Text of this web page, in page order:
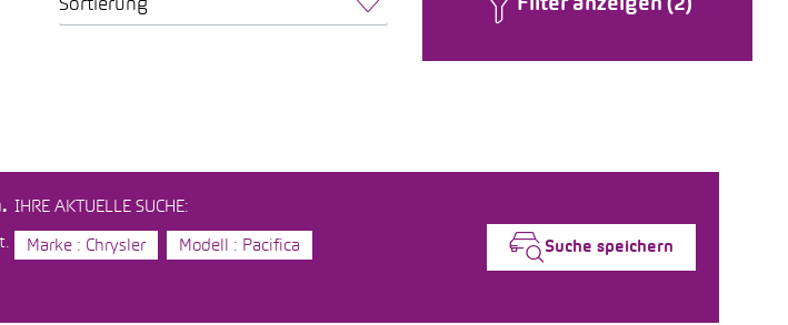
Sortierung Filter anzeigen (2)
IHRE AKTUELLE SUCHE:
Marke : Chrysler Modell : Pacifica Suche speichern